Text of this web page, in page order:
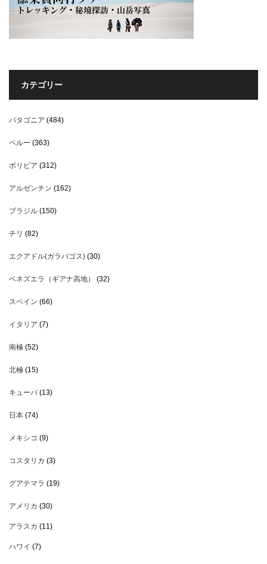
カテゴリー
パタゴニア (484)
ペルー (363)
ボリビア (312)
アルゼンチン (162)
ブラジル (150)
チリ (82)
エクアドル(ガラパゴス) (30)
ベネズエラ（ギアナ高地） (32)
スペイン (66)
イタリア (7)
南極 (52)
北極 (15)
キューバ(13)
日本 (74)
メキシコ (9)
コスタリカ (3)
グアテマラ (19)
アメリカ (30)
アラスカ (11)
ハワイ (7)